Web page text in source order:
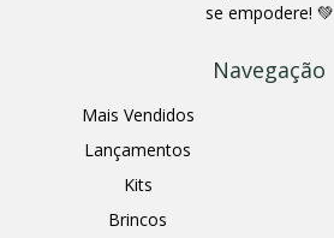
se empodere! 💚
Navegação
Mais Vendidos
Lançamentos
Kits
Brincos